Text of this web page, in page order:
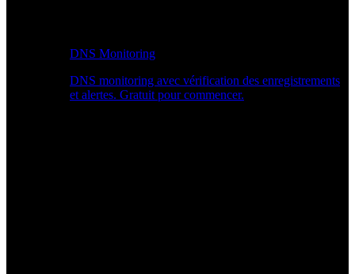
DNS Monitoring
DNS monitoring avec vérification des enregistrements
et alertes. Gratuit pour commencer.